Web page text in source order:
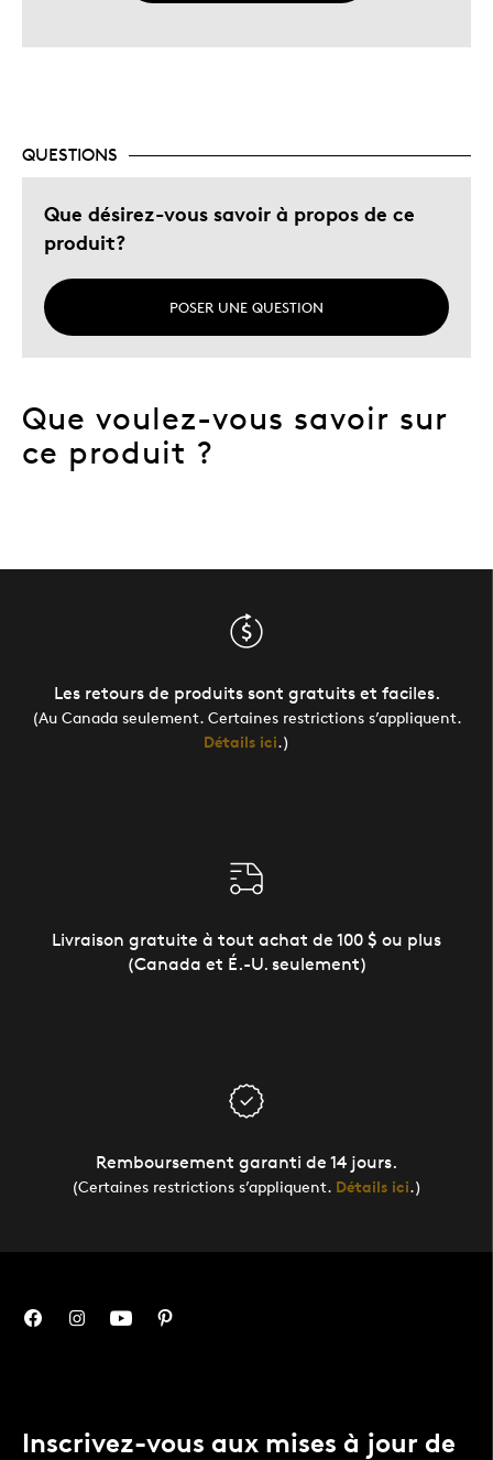
QUESTIONS
Que désirez-vous savoir à propos de ce
produit?
POSER UNE QUESTION
Que voulez-vous savoir sur
ce produit ?
Les retours de produits sont gratuits et faciles.
(Au Canada seulement. Certaines restrictions s’appliquent.
Détails ici.)
Livraison gratuite à tout achat de 100 $ ou plus
(Canada et É.-U. seulement)
Remboursement garanti de 14 jours.
(Certaines restrictions s’appliquent. Détails ici.)
Inscrivez-vous aux mises à jour de